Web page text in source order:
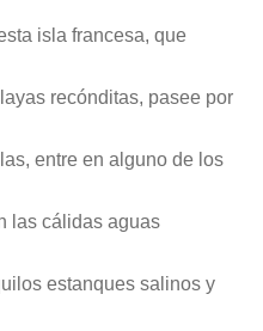
isla francesa, que
recónditas, pasee por
entre en alguno de los
las cálidas aguas
estanques salinos y